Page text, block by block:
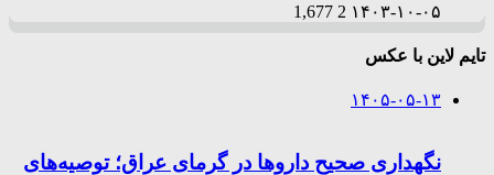
۱۴۰۳-۱۰-۰۵ 2
1,677
تایم لاین با عکس
۱۴۰۵-۰۵-۱۳
نگهداری صحیح داروها در گرمای عراق؛ توصیه‌های